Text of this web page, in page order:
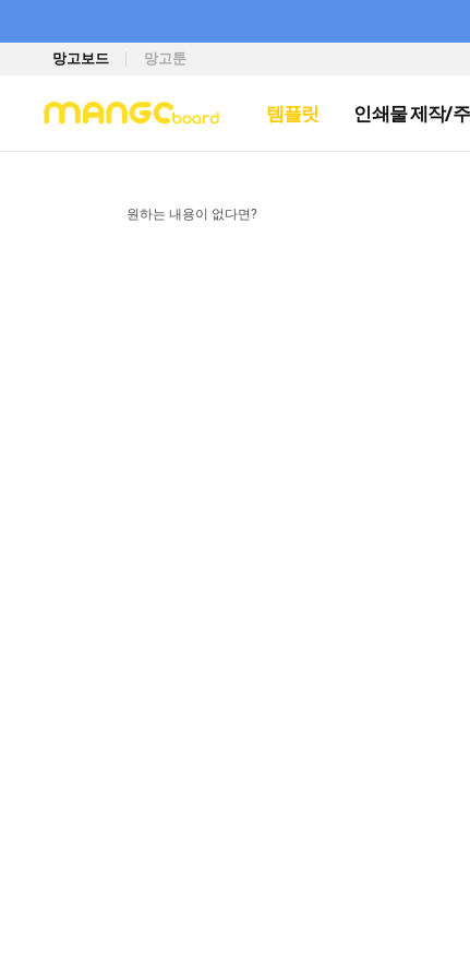
망고보드 망고툰
템플릿 인쇄물 제작/
원하는 내용이 없다면?